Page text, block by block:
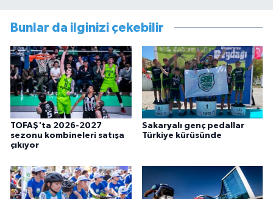
Bunlar da ilginizi çekebilir
TOFAŞ'ta 2026-2027
sezonu kombineleri satışa
çıkıyor
Sakaryalı genç pedallar
Türkiye kürüsünde